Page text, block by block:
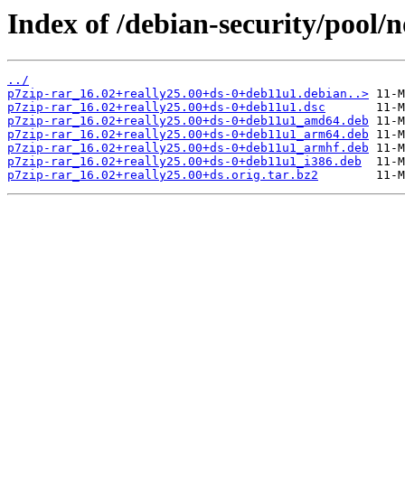
Index of /debian-security/pool/
../
p7zip-rar_16.02+really25.00+ds-0+deb11u1.debian..>
p7zip-rar_16.02+really25.00+ds-0+deb11u1.dsc
p7zip-rar_16.02+really25.00+ds-0+deb11u1_amd64.deb
p7zip-rar_16.02+really25.00+ds-0+deb11u1_arm64.deb
p7zip-rar_16.02+really25.00+ds-0+deb11u1_armhf.deb
p7zip-rar_16.02+really25.00+ds-0+deb11u1_i386.deb
p7zip-rar_16.02+really25.00+ds.orig.tar.bz2